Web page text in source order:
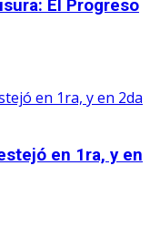
El Progreso
en 1ra, y en